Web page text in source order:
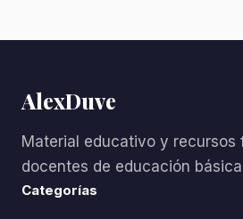
AlexDuve
Material educativo y recursos
docentes de educación
Categorías